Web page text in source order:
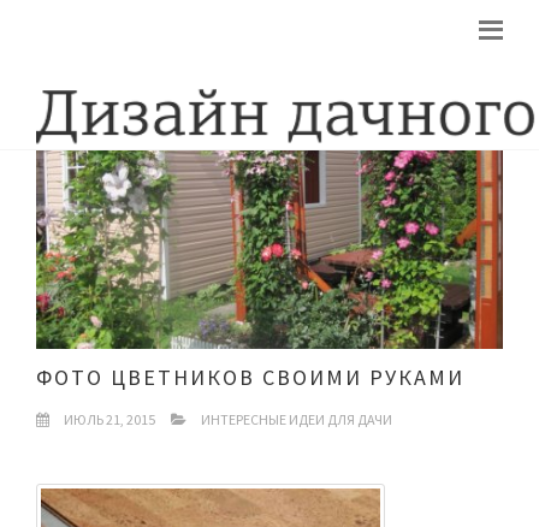
ФОТО ЦВЕТНИКОВ СВОИМИ РУКАМИ
ИЮЛЬ 21, 2015 ИНТЕРЕСНЫЕ ИДЕИ ДЛЯ ДАЧИ